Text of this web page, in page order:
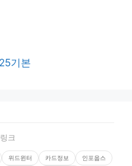
기본
크
위드윈터 카드정보 인포웁스